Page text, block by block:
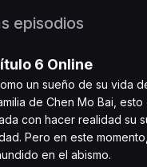
episodios
6 Online
un sueño de su vida
de Chen Mo Bai,
con hacer realidad su
Pero en este
en el abismo.